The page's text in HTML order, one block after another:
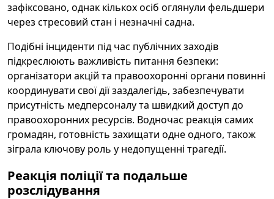
зафіксовано, однак кількох осіб оглянули фельдшери
через стресовий стан і незначні садна.
Подібні інциденти під час публічних заходів
підкреслюють важливість питання безпеки:
організатори акцій та правоохоронні органи повинні
координувати свої дії заздалегідь, забезпечувати
присутність медперсоналу та швидкий доступ до
правоохоронних ресурсів. Водночас реакція самих
громадян, готовність захищати одне одного, також
зіграла ключову роль у недопущенні трагедії.
Реакція поліції та подальше
розслідування